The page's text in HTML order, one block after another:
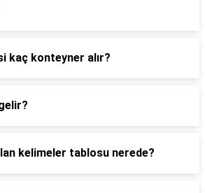
kaç konteyner alır?
kelimeler tablosu nerede?